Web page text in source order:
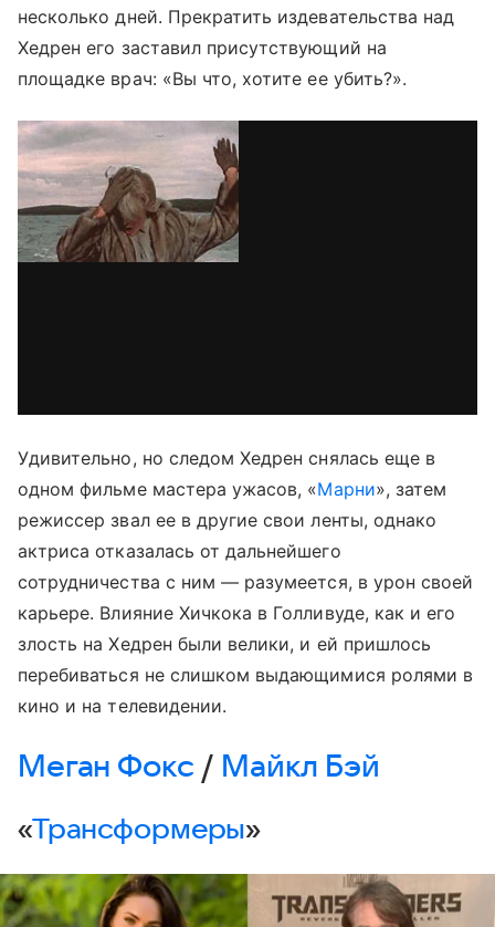
несколько дней. Прекратить издевательства над
Хедрен его заставил присутствующий на
площадке врач: «Вы что, хотите ее убить?».
Удивительно, но следом Хедрен снялась еще в
одном фильме мастера ужасов, «Марни», затем
режиссер звал ее в другие свои ленты, однако
актриса отказалась от дальнейшего
сотрудничества с ним — разумеется, в урон своей
карьере. Влияние Хичкока в Голливуде, как и его
злость на Хедрен были велики, и ей пришлось
перебиваться не слишком выдающимися ролями в
кино и на телевидении.
Меган Фокс/ Майкл Бэй
«Трансформеры»